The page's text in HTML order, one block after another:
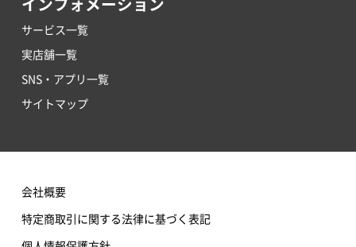
インフォメーション
サービス一覧
実店舗一覧
SNS・アプリ一覧
サイトマップ
会社概要
特定商取引に関する法律に基づく表記